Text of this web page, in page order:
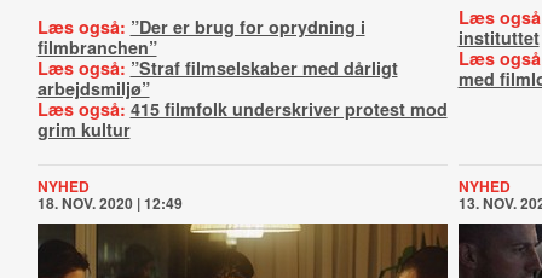
Læs også: ”Der er brug for oprydning i
filmbranchen”
Læs også: ”Straf filmselskaber med dårligt
arbejdsmiljø”
Læs også: 415 filmfolk underskriver protest mod
grim kultur
Læs
instituttet
Læs
med
NYHED
18. NOV. 2020 | 12:49
NYHED
13. NOV.